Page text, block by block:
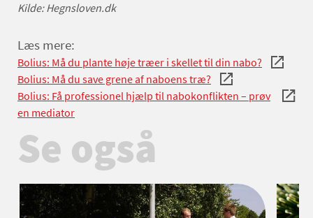
Kilde: Hegnsloven.dk
Læs mere:
Bolius: Må du plante høje træer i skellet til din nabo?
Bolius: Må du save grene af naboens træ?
Bolius: Få professionel hjælp til nabokonflikten – prøv
en mediator
Se også